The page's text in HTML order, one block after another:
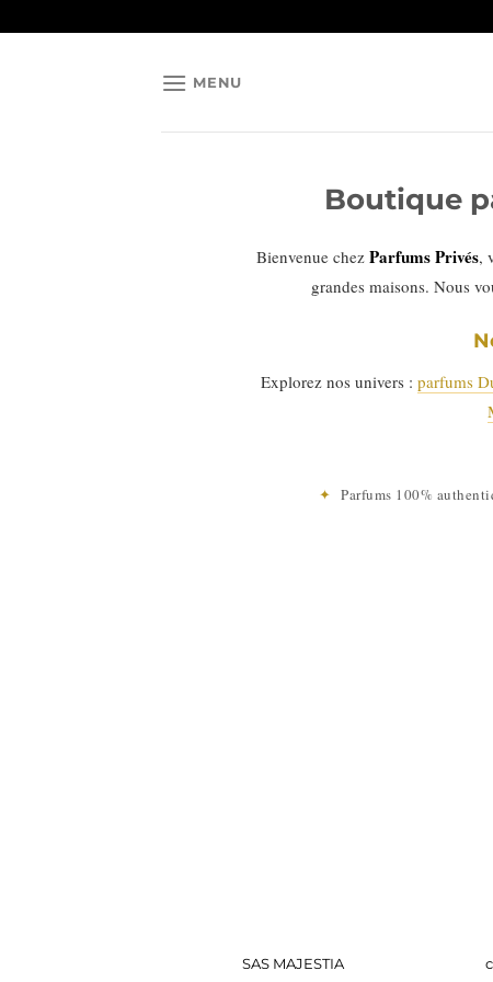
au
MENU
Boutique
Bienvenue chez Parfums Privés,
grandes maisons. Nous
Explorez nos univers : parfums
✦ Parfums 100%
SAS MAJESTIA